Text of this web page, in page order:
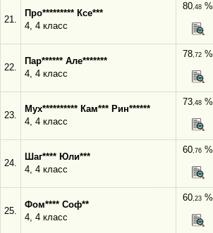
21.
Про********* Ксе***
4, 4 класс
80,48 %
22.
Пар****** Але*******
4, 4 класс
78,72 %
23.
Мух********** Кам*** Рин******
4, 4 класс
73,48 %
24.
Шаг**** Юли***
4, 4 класс
60,76 %
25.
Фом**** Соф**
4, 4 класс
60,23 %